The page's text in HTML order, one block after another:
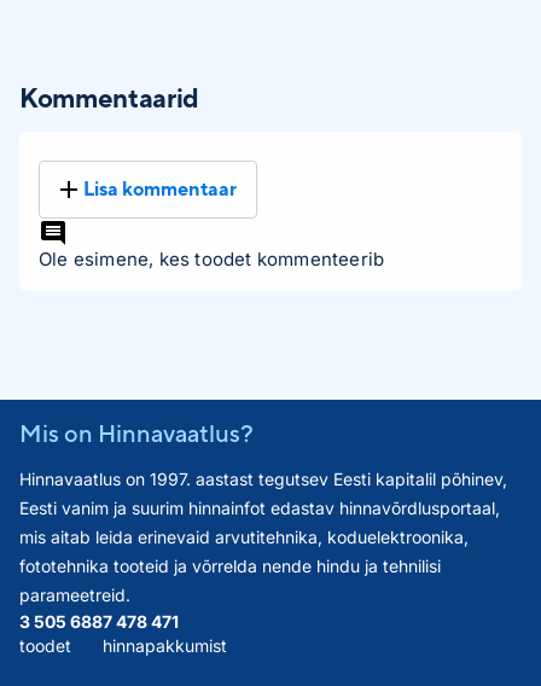
Kommentaarid
Lisa kommentaar
Ole esimene, kes toodet kommenteerib
Mis on Hinnavaatlus?
Hinnavaatlus on 1997. aastast tegutsev Eesti kapitalil põhinev,
Eesti vanim ja suurim hinnainfot edastav hinnavõrdlusportaal,
mis aitab leida erinevaid arvutitehnika, koduelektroonika,
fototehnika tooteid ja võrrelda nende hindu ja tehnilisi
parameetreid.
3 505 688
toodet
7 478 471
hinnapakkumist